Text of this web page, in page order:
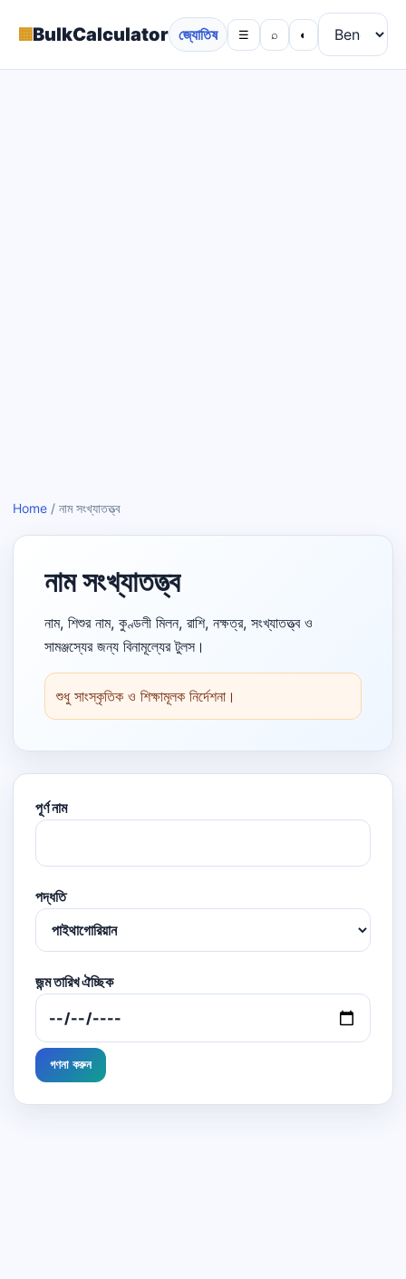
▦BulkCalculator জ্যোতিষ ☰ ⌕ ◐
Home / নাম সংখ্যাতত্ত্ব
নাম সংখ্যাতত্ত্ব
নাম, শিশুর নাম, কুণ্ডলী মিলন, রাশি, নক্ষত্র, সংখ্যাতত্ত্ব ও
সামঞ্জস্যের জন্য বিনামূল্যের টুলস।
শুধু সাংস্কৃতিক ও শিক্ষামূলক নির্দেশনা।
পূর্ণ নাম
পদ্ধতি
জন্ম তারিখ ঐচ্ছিক
গণনা করুন